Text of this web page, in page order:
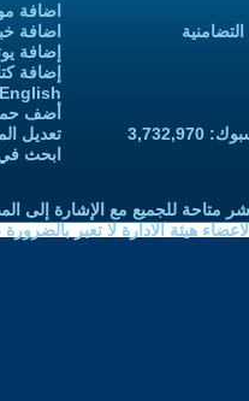
اضافة
اضافة
إضافة
إضافة
أضف
تعديل
ابحث
متاحة للجميع مع الإشارة إلى
هيئة الادارة لا تعبر